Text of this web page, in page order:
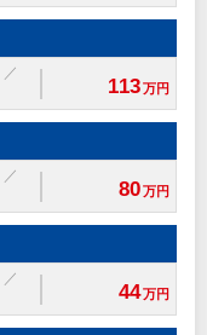
113万円
80万円
44万円